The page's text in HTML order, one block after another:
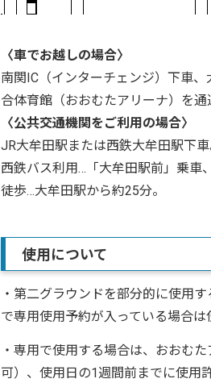
〈車でお越しの場合〉
南関IC（インターチェンジ）下車
合体育館（おおむたアリーナ）を通
〈公共交通機関をご利用の場合〉
JR大牟田駅または西鉄大牟田駅下車
西鉄バス利用…「大牟田駅前」乗車
徒歩…大牟田駅から約25分。
使用について
・第二グラウンドを部分的に使用
で専用使用予約が入っている場合は
・専用で使用する場合は、おおむ
可）、使用日の1週間前までに使用